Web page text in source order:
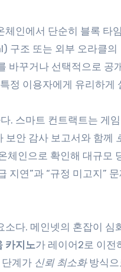
체인에서 단순히 블록
구조 또는 외부 오라클의
바꾸거나 선택적으로 공
정 이용자에게 유리하게
. 스마트 컨트랙트는 게
보안 감사 보고서와 함께
인으로 확인해 대규모
지연”과 “규정 미고지”
다. 메인넷의 혼잡이
카지노가 레이어2로 이전
계가 신뢰 최소화방식으